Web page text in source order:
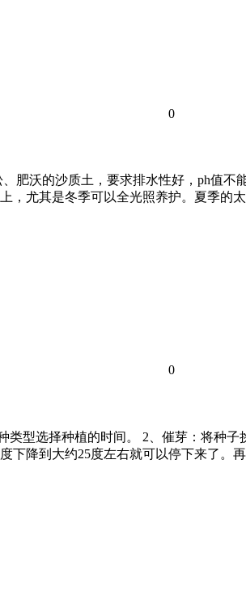
0
肥沃的沙质土，要求排水性好，ph值
，尤其是冬季可以全光照养护。夏季
0
型选择种植的时间。 2、催芽：将种
下降到大约25度左右就可以停下来了